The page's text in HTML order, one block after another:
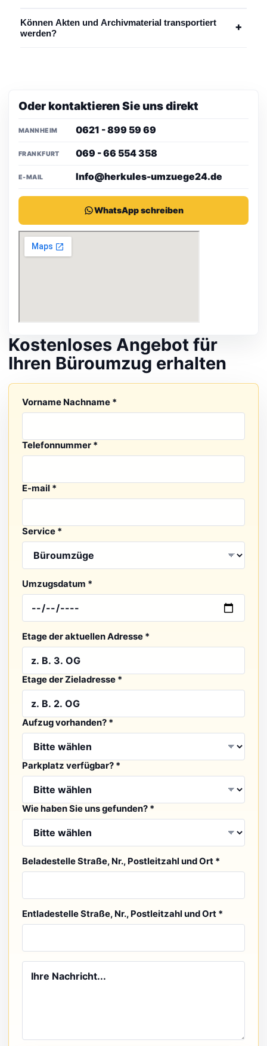
Können Akten und Archivmaterial transportiert
werden?
+
Oder kontaktieren Sie uns direkt
MANNHEIM 0621 - 899 59 69
FRANKFURT 069 - 66 554 358
E-MAIL Info@herkules-umzuege24.de
WhatsApp schreiben
Kostenloses Angebot für
Ihren Büroumzug erhalten
Vorname Nachname *
Telefonnummer *
E-mail *
Service *
Umzugsdatum *
Etage der aktuellen Adresse *
Etage der Zieladresse *
Aufzug vorhanden? *
Parkplatz verfügbar? *
Wie haben Sie uns gefunden? *
Beladestelle Straße, Nr., Postleitzahl und Ort *
Entladestelle Straße, Nr., Postleitzahl und Ort *
Ihre Nachricht